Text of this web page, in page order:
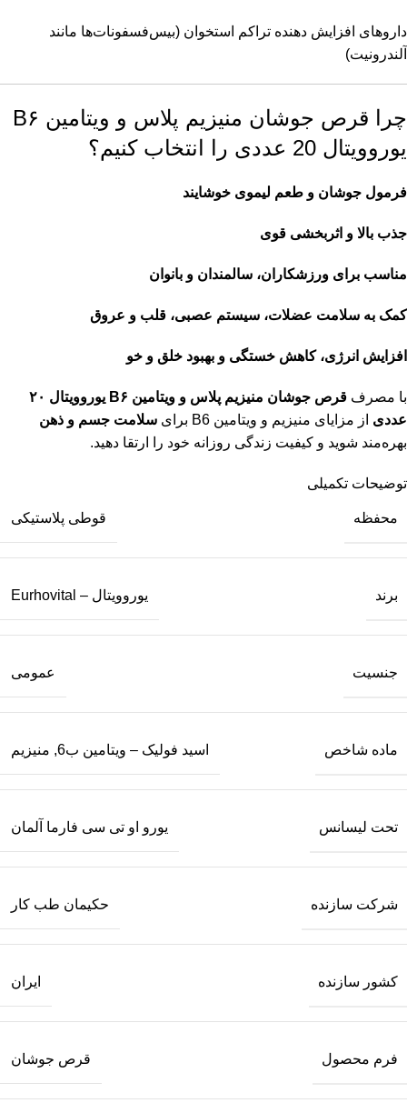
داروهای افزایش دهنده تراکم استخوان (بیس‌فسفونات‌ها مانند
آلندرونیت)
چرا قرص جوشان منیزیم پلاس و ویتامین B۶
یوروویتال 20 عددی را انتخاب کنیم؟
فرمول جوشان و طعم لیموی خوشایند
جذب بالا و اثربخشی قوی
مناسب برای ورزشکاران، سالمندان و بانوان
کمک به سلامت عضلات، سیستم عصبی، قلب و عروق
افزایش انرژی، کاهش خستگی و بهبود خلق و خو
با مصرف
قرص جوشان منیزیم پلاس و ویتامین B۶ یوروویتال ۲۰
عددی از مزایای منیزیم و ویتامین B6 برای
سلامت جسم و ذهن
بهره‌مند شوید و کیفیت زندگی روزانه خود را ارتقا دهید.
توضیحات تکمیلی
محفظه قوطی پلاستیکی
برند یوروویتال – Eurhovital
جنسیت عمومی
ماده شاخص اسید فولیک – ویتامین ب6 , منیزیم
تحت لیسانس یورو او تی سی فارما آلمان
شرکت سازنده حکیمان طب کار
کشور سازنده ایران
فرم محصول قرص جوشان